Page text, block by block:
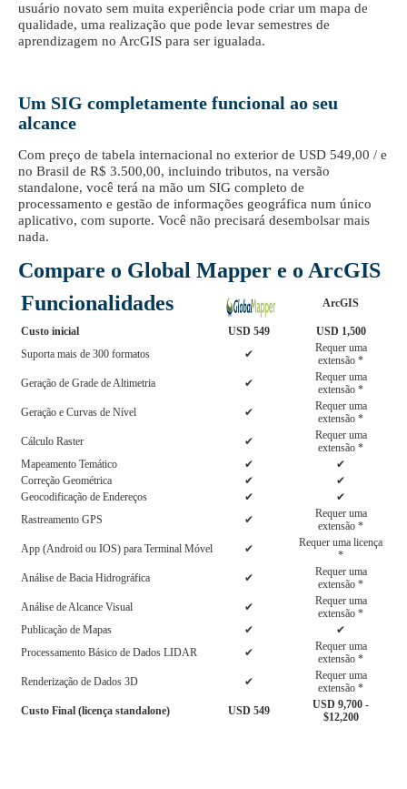
usuário novato sem muita experiência pode criar um mapa de
qualidade, uma realização que pode levar semestres de
aprendizagem no ArcGIS para ser igualada.
Um SIG completamente funcional ao seu
alcance
Com preço de tabela internacional no exterior de USD 549,00 / e
no Brasil de R$ 3.500,00, incluindo tributos, na versão
standalone, você terá na mão um SIG completo de
processamento e gestão de informações geográfica num único
aplicativo, com suporte. Você não precisará desembolsar mais
nada.
Compare o Global Mapper e o ArcGIS
Funcionalidades
ArcGIS
Custo inicial USD 549
USD 1,500
Suporta mais de 300 formatos
✔
Requer uma
extensão *
Geração de Grade de Altimetria
✔
Requer uma
extensão *
Geração e Curvas de Nível
✔
Requer uma
extensão *
Cálculo Raster
✔
Requer uma
extensão *
Mapeamento Temático
✔
✔
Correção Geométrica
✔
✔
Geocodificação de Endereços
✔
✔
Rastreamento GPS
✔
Requer uma
extensão *
App (Android ou IOS) para Terminal Móvel
✔
Requer uma licença
*
Análise de Bacia Hidrográfica
✔
Requer uma
extensão *
Análise de Alcance Visual
✔
Requer uma
extensão *
Publicação de Mapas
✔
✔
Processamento Básico de Dados LIDAR
✔
Requer uma
extensão *
Renderização de Dados 3D
✔
Requer uma
extensão *
Custo Final (licença standalone)
USD 549
USD 9,700 -
$12,200